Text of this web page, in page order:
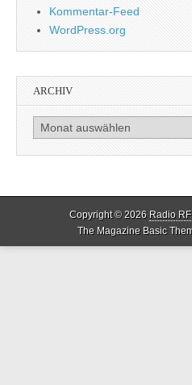
Kommentar-Feed
WordPress.org
ARCHIV
Archiv
Copyright © 2026 Radio
The Magazine Basic